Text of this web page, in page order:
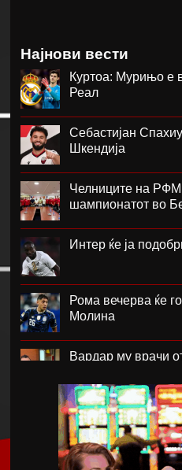
Најнови вести
Куртоа: Мурињо е
Реал
Себастијан
Шкендија
Челниците на РФМ
шампионатот во
Интер ќе ја
Рома вечерва ќе
Молина
Вардар му врачи
Каљари го
Малдини